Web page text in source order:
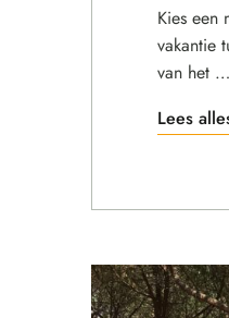
Kies een
vakantie
van het …
Lees